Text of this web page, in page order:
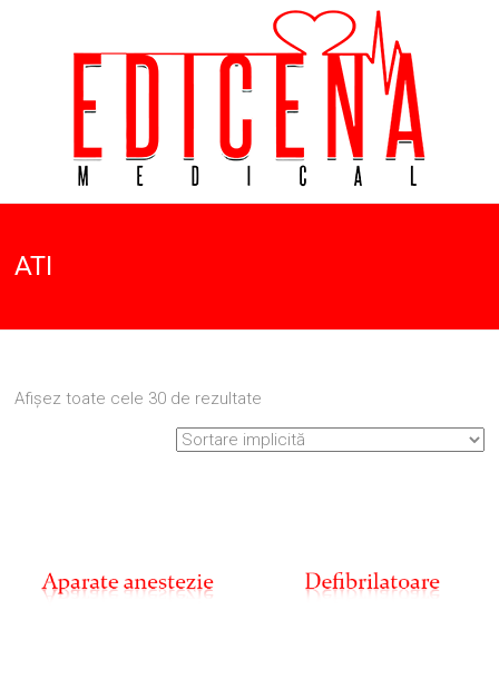
Medical
ATI
Afișez toate cele 30 de rezultate